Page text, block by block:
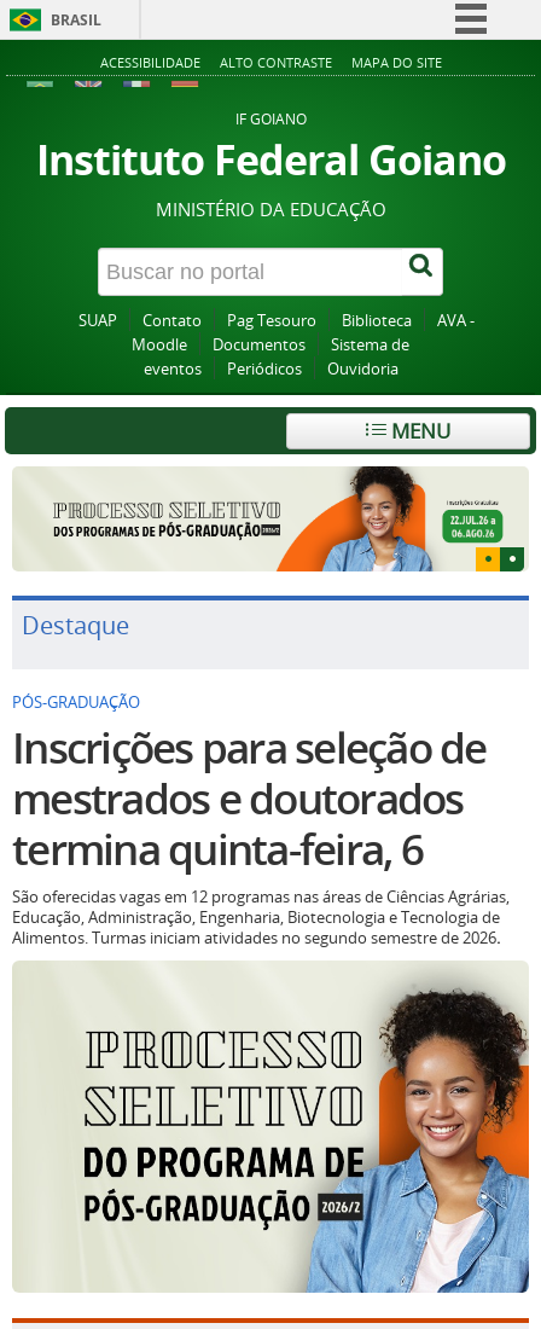
BRASIL
Simplifique!
Acesso à informação
Legislação
Canais
ACESSIBILIDADE ALTO CONTRASTE MAPA DO SITE
IF GOIANO
Instituto Federal Goiano
MINISTÉRIO DA EDUCAÇÃO
SUAP Contato Pag Tesouro Biblioteca
AVA -
Moodle
Documentos
Sistema de
eventos
Periódicos Ouvidoria
MENU
Destaque
PÓS-GRADUAÇÃO
Inscrições para seleção de
mestrados e doutorados
termina quinta-feira, 6
São oferecidas vagas em 12 programas nas áreas de Ciências Agrárias,
Educação, Administração, Engenharia, Biotecnologia e Tecnologia de
Alimentos. Turmas iniciam atividades no segundo semestre de 2026.